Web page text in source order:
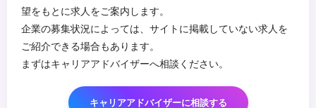
望をもとに求人をご案内します。
企業の募集状況によっては、サイトに掲載していない求人を
ご紹介できる場合もあります。
まずはキャリアアドバイザーへ相談ください。
キャリアアドバイザーに相談する